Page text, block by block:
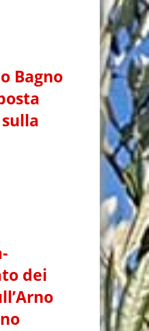
Bagno
dei